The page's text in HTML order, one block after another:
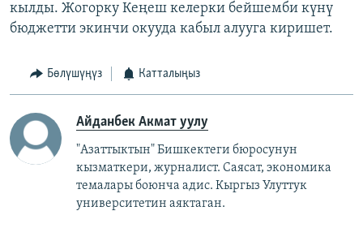
кылды. Жогорку Кеңеш келерки бейшемби күнү
бюджетти экинчи окууда кабыл алууга киришет.
Бөлүшүңүз Катталыңыз
Айданбек Акмат уулу
"Азаттыктын" Бишкектеги бюросунун
кызматкери, журналист. Саясат, экономика
темалары боюнча адис. Кыргыз Улуттук
университетин аяктаган.